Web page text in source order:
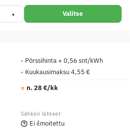
Valitse
Pörssihinta + 0,56 snt/kWh
Kuukausimaksu 4,55 €
n. 28 €/kk
Ei ilmoitettu